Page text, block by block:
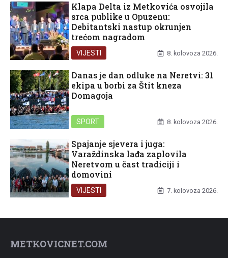
Klapa Delta iz Metkovića osvojila
srca publike u Opuzenu:
Debitantski nastup okrunjen
trećom nagradom
VIJESTI 8. kolovoza 2026.
Danas je dan odluke na Neretvi: 31
ekipa u borbi za Štit kneza
Domagoja
SPORT 8. kolovoza 2026.
Spajanje sjevera i juga:
Varaždinska lađa zaplovila
Neretvom u čast tradiciji i
domovini
VIJESTI 7. kolovoza 2026.
METKOVICNET.COM